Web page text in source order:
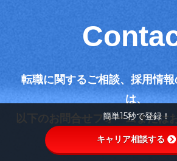
転職に関するご相談、採用情
は、
以下のお問合せフォームまたは
合わせください。
簡単15秒で登録！
キャリア相談する